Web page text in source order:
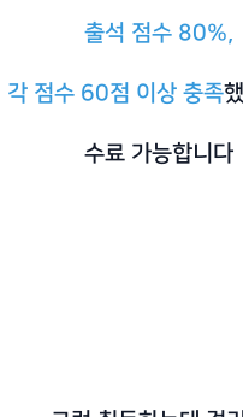
출석 점수 80%,
각 점수 60점 이상 충족
수료 가능합니다